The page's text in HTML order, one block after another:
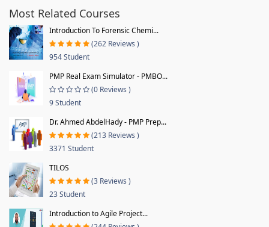
Most Related Courses
Introduction To Forensic Chemi...
(262 Reviews )
954 Student
PMP Real Exam Simulator - PMBO...
(0 Reviews )
9 Student
Dr. Ahmed AbdelHady - PMP Prep...
(213 Reviews )
3371 Student
TILOS
(3 Reviews )
23 Student
Introduction to Agile Project...